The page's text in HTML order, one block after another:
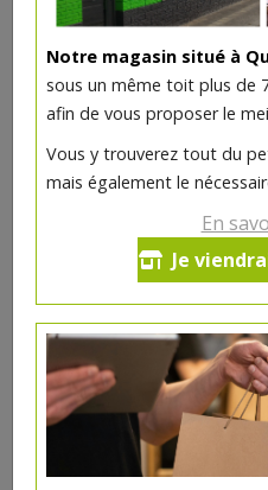
Notre magasin situé à
sous un même toit plus de
afin de vous proposer le
Vous y trouverez tout du
mais également le
En
Je
Yaourt écrémé
Ferme
Produit